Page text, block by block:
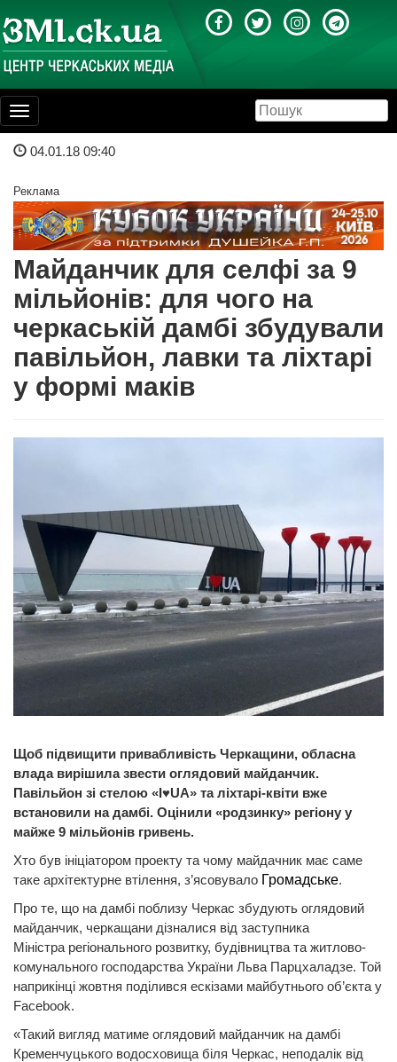
Toggle
navigation
04.01.18 09:40
Реклама
Майданчик для селфі за 9
мільйонів: для чого на
черкаській дамбі збудували
павільйон, лавки та ліхтарі
у формі маків
Щоб підвищити привабливість Черкащини, обласна
влада вирішила звести оглядовий майданчик.
Павільйон зі стелою «I♥UA» та ліхтарі-квіти вже
встановили на дамбі. Оцінили «родзинку» регіону у
майже 9 мільйонів гривень.
Хто був ініціатором проекту та чому майдачник має саме
таке архітектурне втілення, з’ясовувало Громадське.
Про те, що на дамбі поблизу Черкас збудують оглядовий
майданчик, черкащани дізналися від заступника
Міністра регіонального розвитку, будівництва та житлово-
комунального господарства України Льва Парцхаладзе. Той
наприкінці жовтня поділився ескізами майбутнього об’єкта у
Facebook.
«Такий вигляд матиме оглядовий майданчик на дамбі
Кременчуцького водосховища біля Черкас, неподалік від